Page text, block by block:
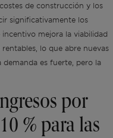
de construcción y los
significativamente los
mejora la viabilidad
lo que abre nuevas
es fuerte, pero la
por
% para las